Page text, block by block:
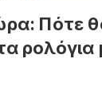
Πότε
ρολόγια